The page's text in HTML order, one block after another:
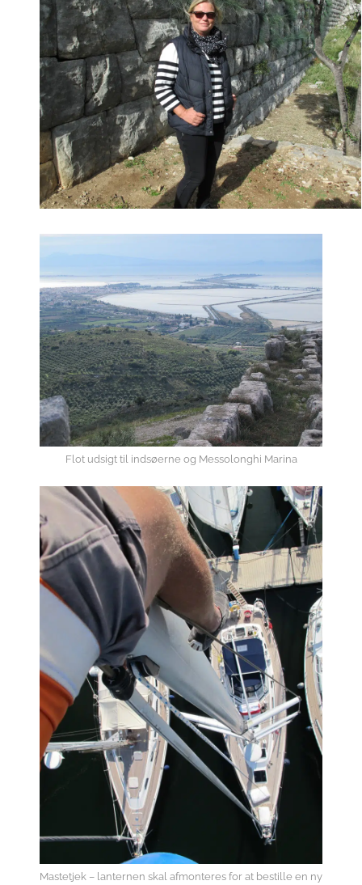
Flot udsigt til indsøerne og Messolonghi Marina
Mastetjek – lanternen skal afmonteres for at bestille en ny